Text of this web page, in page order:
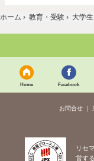
ホーム › 教育・受験 › 大学生
Home Facebook
お問合せ
リセ
営す